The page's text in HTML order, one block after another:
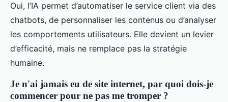
Oui, l’IA permet d’automatiser le service client via des
chatbots, de personnaliser les contenus ou d’analyser
les comportements utilisateurs. Elle devient un levier
d’efficacité, mais ne remplace pas la stratégie
humaine.
Je n'ai jamais eu de site internet, par quoi dois-je
commencer pour ne pas me tromper ?